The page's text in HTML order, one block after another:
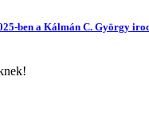
ben a Kálmán C. György